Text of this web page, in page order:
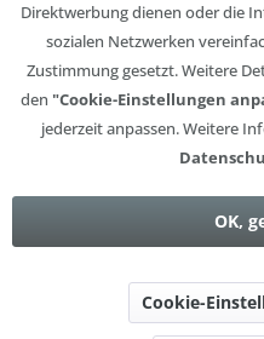
Direktwerbung dienen oder die
sozialen Netzwerken
Zustimmung gesetzt. Weitere
den "Cookie-Einstellungen
jederzeit anpassen. Weitere
OK,
Cookie-